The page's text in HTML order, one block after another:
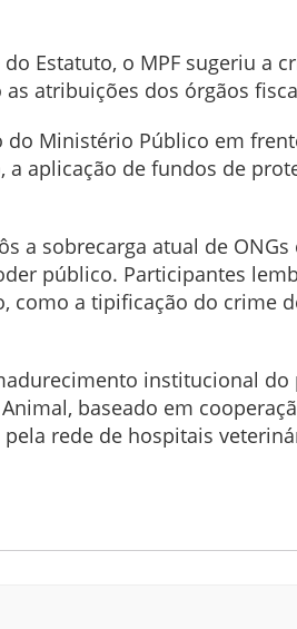
Estatuto, o MPF sugeriu a
atribuições dos órgãos
Ministério Público em
aplicação de fundos de
a sobrecarga atual de
público. Participantes
como a tipificação do crime
institucional do
baseado em
rede de hospitais